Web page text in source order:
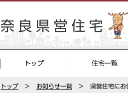
トップ 住宅一覧
トップ お知らせ一覧 県営住宅にお